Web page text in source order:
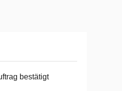
bestätigt